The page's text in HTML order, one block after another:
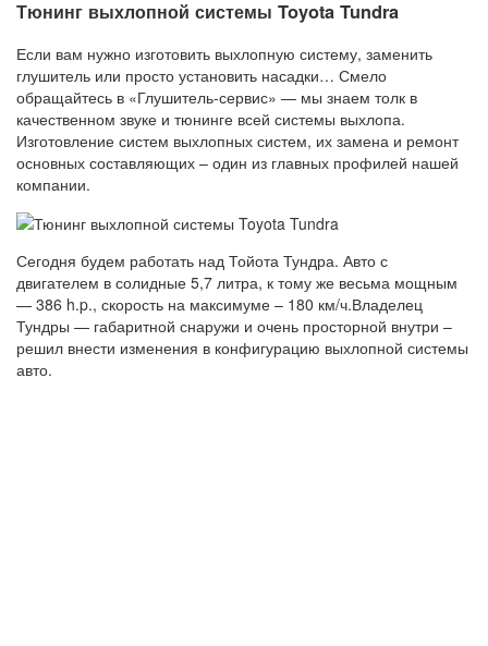
Тюнинг выхлопной системы Toyota Tundra
Если вам нужно изготовить выхлопную систему, заменить
глушитель или просто установить насадки… Смело
обращайтесь в «Глушитель-сервис» — мы знаем толк в
качественном звуке и тюнинге всей системы выхлопа.
Изготовление систем выхлопных систем, их замена и ремонт
основных составляющих – один из главных профилей нашей
компании.
Сегодня будем работать над Тойота Тундра. Авто с
двигателем в солидные 5,7 литра, к тому же весьма мощным
— 386 h.p., скорость на максимуме – 180 км/ч.Владелец
Тундры — габаритной снаружи и очень просторной внутри –
решил внести изменения в конфигурацию выхлопной системы
авто.